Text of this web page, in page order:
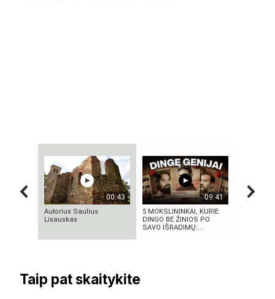
00:43
Autorius Saulius
Lisauskas
09:41
5 MOKSLININKAI, KURIE
DINGO BE ŽINIOS PO
SAVO IŠRADIMŲ:...
Taip pat skaitykite